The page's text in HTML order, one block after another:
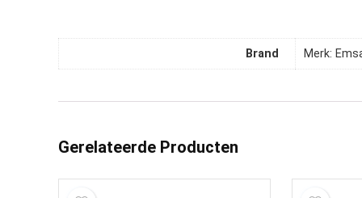
Brand Merk:
Gerelateerde Producten